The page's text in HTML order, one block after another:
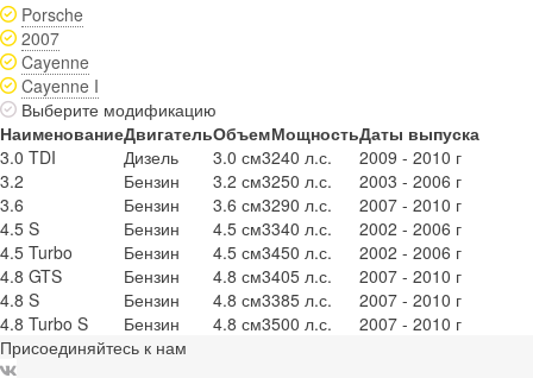
Porsche
2007
Cayenne
Cayenne I
Выберите модификацию
НаименованиеДвигательОбъемМощностьДаты выпуска
3.0 TDI
Дизель 3.0 см3240 л.с.
2009 - 2010 г
3.2
Бензин 3.2 см3250 л.с.
2003 - 2006 г
3.6
Бензин 3.6 см3290 л.с.
2007 - 2010 г
4.5 S
Бензин 4.5 см3340 л.с.
2002 - 2006 г
4.5 Turbo
Бензин 4.5 см3450 л.с.
2002 - 2006 г
4.8 GTS
Бензин 4.8 см3405 л.с.
2007 - 2010 г
4.8 S
Бензин 4.8 см3385 л.с.
2007 - 2010 г
4.8 Turbo S
Бензин 4.8 см3500 л.с.
2007 - 2010 г
Присоединяйтесь к нам